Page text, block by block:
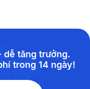
dễ tăng trưởng.
trong 14 ngày!